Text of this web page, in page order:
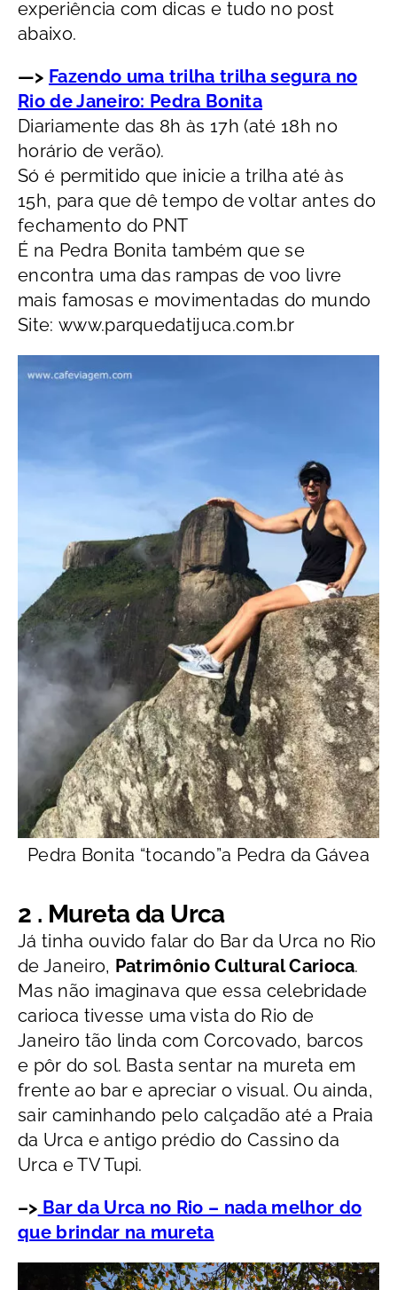
experiência com dicas e tudo no post
abaixo.
—> Fazendo uma trilha trilha segura no
Rio de Janeiro: Pedra Bonita
Diariamente das 8h às 17h (até 18h no
horário de verão).
Só é permitido que inicie a trilha até às
15h, para que dê tempo de voltar antes do
fechamento do PNT
É na Pedra Bonita também que se
encontra uma das rampas de voo livre
mais famosas e movimentadas do mundo
Site: www.parquedatijuca.com.br
Pedra Bonita “tocando”a Pedra da Gávea
2 . Mureta da Urca
Já tinha ouvido falar do Bar da Urca no Rio
de Janeiro, Patrimônio Cultural Carioca.
Mas não imaginava que essa celebridade
carioca tivesse uma vista do Rio de
Janeiro tão linda com Corcovado, barcos
e pôr do sol. Basta sentar na mureta em
frente ao bar e apreciar o visual. Ou ainda,
sair caminhando pelo calçadão até a Praia
da Urca e antigo prédio do Cassino da
Urca e TV Tupi.
–> Bar da Urca no Rio – nada melhor do
que brindar na mureta